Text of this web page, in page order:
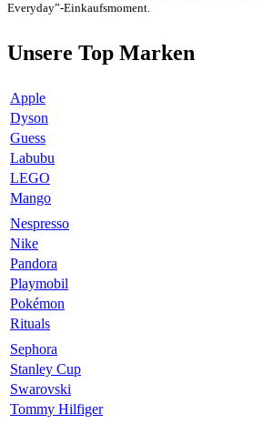
Everyday”-Einkaufsmoment.
Unsere Top Marken
Apple
Dyson
Guess
Labubu
LEGO
Mango
Nespresso
Nike
Pandora
Playmobil
Pokémon
Rituals
Sephora
Stanley Cup
Swarovski
Tommy Hilfiger